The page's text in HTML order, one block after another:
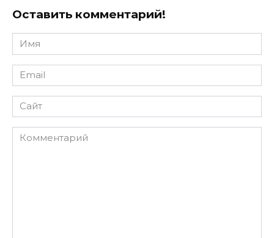
Оставить комментарий!
Имя
*
Email
*
Сайт
Комментарий